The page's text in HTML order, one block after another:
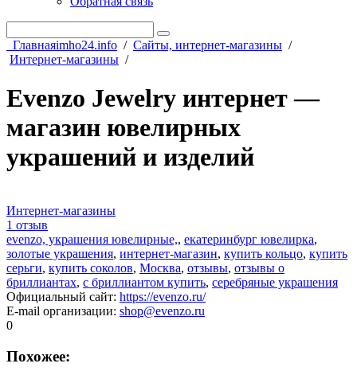
Главнаяimho24.info / Сайты, интернет-магазины /
Интернет-магазины /
Evenzo Jewelry интернет —
магазин ювелирных
украшений и изделий
Интернет-магазины
1 отзыв
evenzo, украшения ювелирные,, екатеринбург ювелирка,
золотые украшения, интернет-магазин, купить кольцо, купить
серьги, купить соколов, Москва, отзывы, отзывы о
бриллиантах, с бриллиантом купить, серебряные украшения
Официальный сайт: https://evenzo.ru/
E-mail организации: shop@evenzo.ru
0
Похожее: